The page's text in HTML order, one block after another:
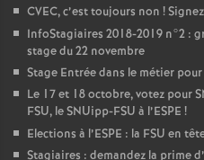
CVEC, c’est toujours non !
InfoStagiaires 2018-2019 n°2 :
stage du 22 novembre
Stage Entrée dans le métier
Le 17 et 18 octobre, votez pour
FSU, le SNUipp-FSU à l’ESPE !
Elections à l’ESPE : la FSU en
Stagiaires : demandez la prime